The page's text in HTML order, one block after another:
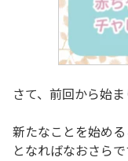
さて、前回から始
新たなことを始め
となればなおさらで